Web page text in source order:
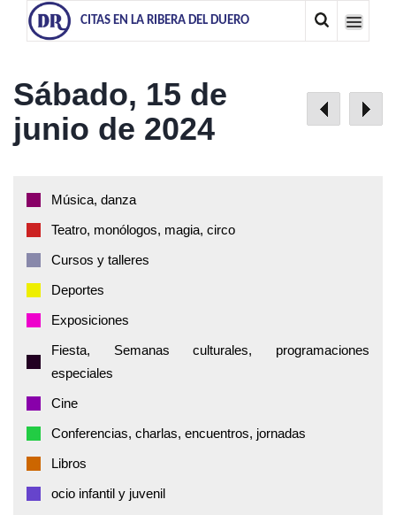
CITAS EN LA RIBERA DEL DUERO
Sábado, 15 de
junio de 2024
Música, danza
Teatro, monólogos, magia, circo
Cursos y talleres
Deportes
Exposiciones
Fiesta, Semanas culturales, programaciones
especiales
Cine
Conferencias, charlas, encuentros, jornadas
Libros
ocio infantil y juvenil